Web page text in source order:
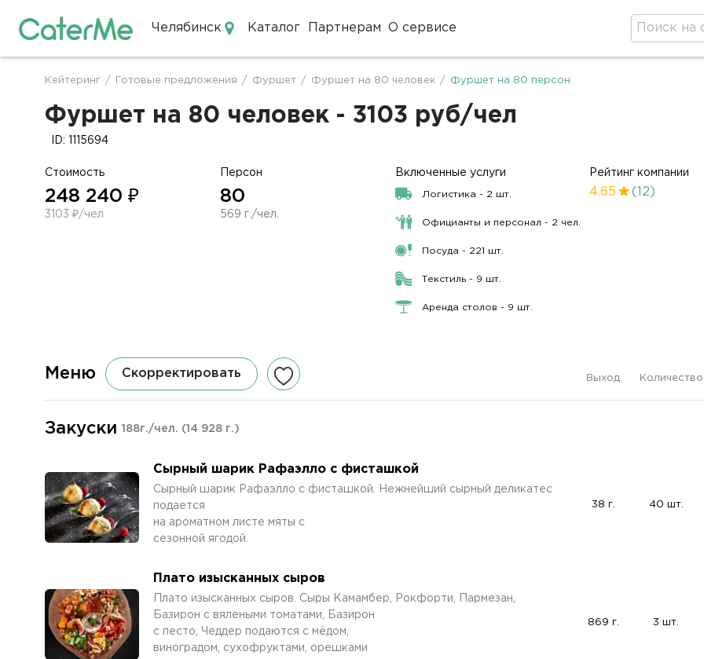
Челябинск Каталог Партнерам О сервисе
Строка
навигации
Кейтеринг / Готовые предложения / Фуршет / Фуршет на 80 человек / Фуршет на 80 персон
Фуршет на 80 человек - 3103 руб/чел
ID: 1115694
Стоимость
248 240 ₽
3103 ₽/чел
Персон
80
569 г./чел.
Включенные услуги
Логистика - 2 шт.
Официанты и персонал - 2 чел.
Посуда - 221 шт.
Текстиль - 9 шт.
Аренда столов - 9 шт.
Рейтинг компании
4.65 (12)
Меню Скорректировать Выход Количество
Закуски 188г./чел. (14 928 г.)
Сырный шарик Рафаэлло с фисташкой
Сырный шарик Рафаэлло с фисташкой. Нежнейший сырный деликатес
подается
на ароматном листе мяты с
сезонной ягодой.
38 г. 40 шт.
Плато изысканных сыров
Плато изысканных сыров. Сыры Камамбер, Рокфорти, Пармезан,
Базирон с вялеными томатами, Базирон
с песто, Чеддер подаются с мёдом,
виноградом, сухофруктами, орешками
869 г. 3 шт.